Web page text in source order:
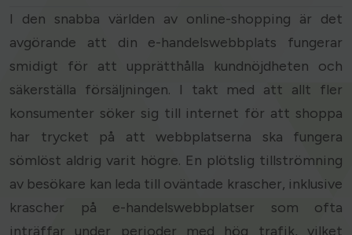
I den snabba världen av online-shopping är det
avgörande att din e-handelswebbplats fungerar
smidigt för att upprätthålla kundnöjdheten och
säkerställa försäljningen. I takt med att allt fler
konsumenter söker sig till internet för att shoppa
har trycket på att webbplatserna ska fungera
sömlöst aldrig varit högre. En plötslig tillströmning
av besökare kan leda till oväntade krascher, inklusive
krascher på e-handelswebbplatser som ofta
inträffar under perioder med hög trafik, vilket